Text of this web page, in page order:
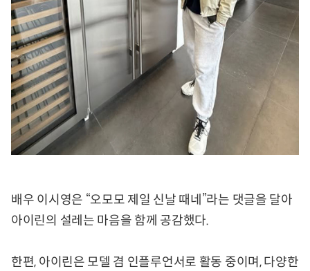
배우 이시영은 “오모모 제일 신날 때네”라는 댓글을 달아
아이린의 설레는 마음을 함께 공감했다.
한편, 아이린은 모델 겸 인플루언서로 활동 중이며, 다양한